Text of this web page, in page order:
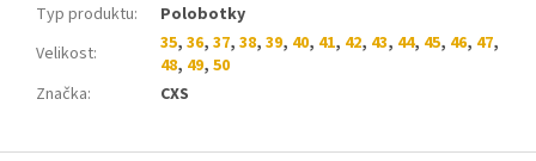
Typ produktu:
Polobotky
Velikost: 35, 36, 37, 38, 39, 40, 41, 42, 43, 44, 45, 46, 47,
48, 49, 50
Značka: CXS